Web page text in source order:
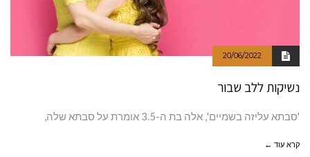
20/06/2022
נשיקות ללב שבור
'סבתא עליזה בשמיים', אלה בת ה-3.5 אומרת על סבתא שלה,
קרא עוד ←